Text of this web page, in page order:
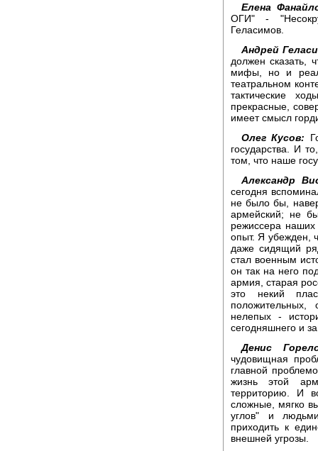
Елена
ОГИ" -
Геласимов.
Андрей
должен сказать,
мифы, но и
театральном
тактические
прекрасные,
имеет смысл
Олег Кусов:
государства. И
том, что наше
Александр
сегодня
не было бы,
армейский; не
режиссера
опыт. Я убежден,
даже сидящий
стал военным
он так на него
армия, старая
это некий
положительных,
нелепых -
сегодняшнего и
Денис
чудовищная
главной
жизнь этой
территорию. И
сложные, мягко
углов" и
приходить к
внешней угрозы.